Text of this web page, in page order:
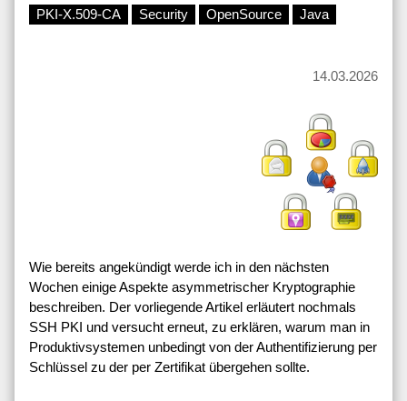
PKI-X.509-CA Security OpenSource Java
14.03.2026
Wie bereits angekündigt werde ich in den nächsten
Wochen einige Aspekte asymmetrischer Kryptographie
beschreiben. Der vorliegende Artikel erläutert nochmals
SSH PKI und versucht erneut, zu erklären, warum man in
Produktivsystemen unbedingt von der Authentifizierung per
Schlüssel zu der per Zertifikat übergehen sollte.